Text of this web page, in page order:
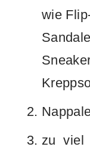
wie
zu viel